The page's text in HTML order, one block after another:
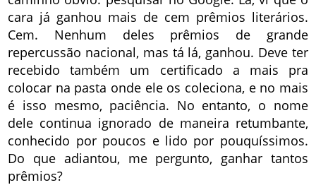
cara já ganhou mais de cem prêmios literários.
Cem. Nenhum deles prêmios de grande
repercussão nacional, mas tá lá, ganhou. Deve ter
recebido também um certificado a mais pra
colocar na pasta onde ele os coleciona, e no mais
é isso mesmo, paciência. No entanto, o nome
dele continua ignorado de maneira retumbante,
conhecido por poucos e lido por pouquíssimos.
Do que adiantou, me pergunto, ganhar tantos
prêmios?